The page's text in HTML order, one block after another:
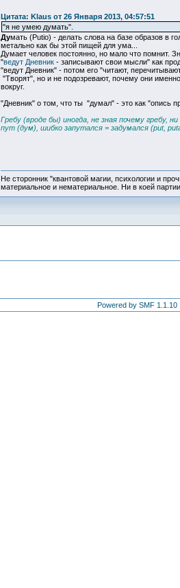
Цитата: Klaus от 26 Января 2013, 04:57:51
"я не умею думать".
Думать (Putio) - делать слова на базе образов в
метально как бы этой пищей для ума...
Думает человек постоянно, но мало что помнит.
"ведут Дневник- записывают свои мысли" как
"ведут Дневник" - потом его "читают,
"Творят", но и не подозревают, почему они
вокруг.
"Дневник" о том, что ты "думал" - это как "опись
Гребу (вроде бы) иногда, не зная почему гребу,
пут (дум), шибко запутался = задумался (put,
Не сторонник "квантовой магии, психологии и
материальное и нематериальное. Ни в коей
Powered by SMF 1.1.10